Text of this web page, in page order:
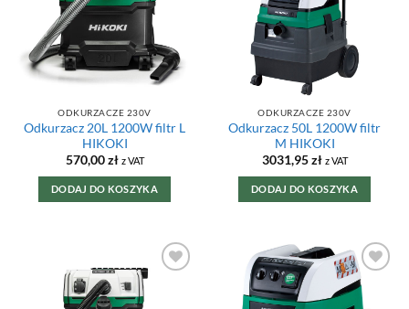
ODKURZACZE 230V
Odkurzacz 20L 1200W filtr L
HIKOKI
570,00zł z VAT
DODAJ DO KOSZYKA
ODKURZACZE 230V
Odkurzacz 50L 1200W filtr
M HIKOKI
3031,95zł z VAT
DODAJ DO KOSZYKA
DODAJ DO
ULUBIONYCH
DODAJ DO
ULUBIONYCH